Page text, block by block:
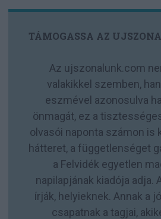
TÁMOGASSA AZ
Az ujszonalunk.com
valakikkel szemben,
eszmével azonosulva
önmagát, ez a
olvasói naponta számon is
hátteret, a függetlenséget
a Felvidék egyetlen
napilapjának kiadója adja.
írják, helyieknek. Annak a
csapatnak a tagjai,